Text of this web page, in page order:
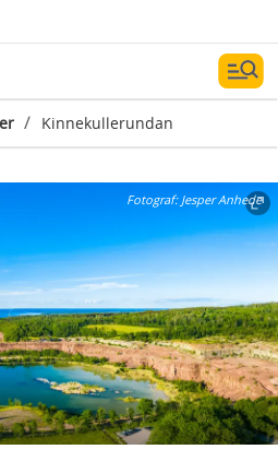
/ Kinnekullerundan
Fotograf: Jesper Anhede